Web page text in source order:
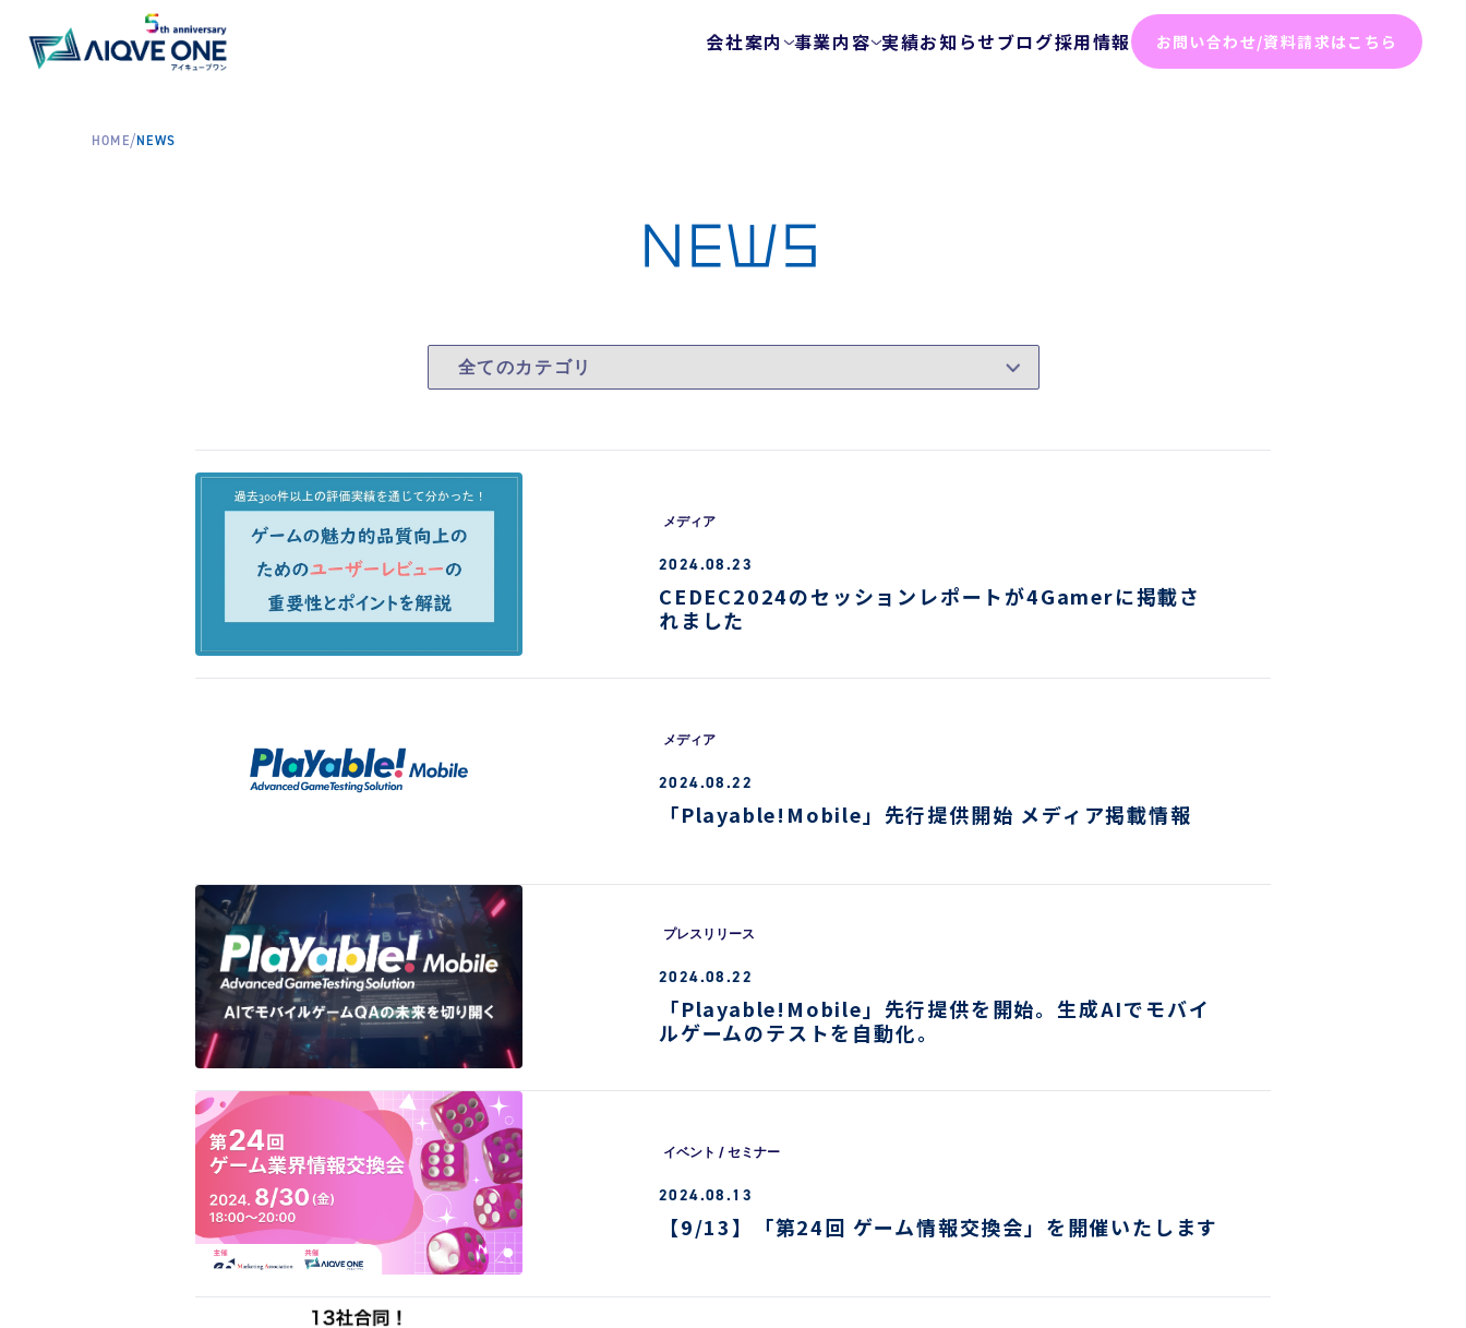
会社案内 事業内容
ウェブ脆弱性診断
プラットフォーム診断
エンタメソリューション開発
ツール
実績お知らせブログ採用情報 お問い合わせ/資料請求はこちら
HOME/NEWS
NEWS
メディア
2024.08.23
CEDEC2024のセッションレポートが4Gamerに掲載さ
れました
メディア
2024.08.22
「Playable!Mobile」先行提供開始 メディア掲載情報
プレスリリース
2024.08.22
「Playable!Mobile」先行提供を開始。生成AIでモバイ
ルゲームのテストを自動化。
イベント / セミナー
2024.08.13
【9/13】「第24回 ゲーム情報交換会」を開催いたします